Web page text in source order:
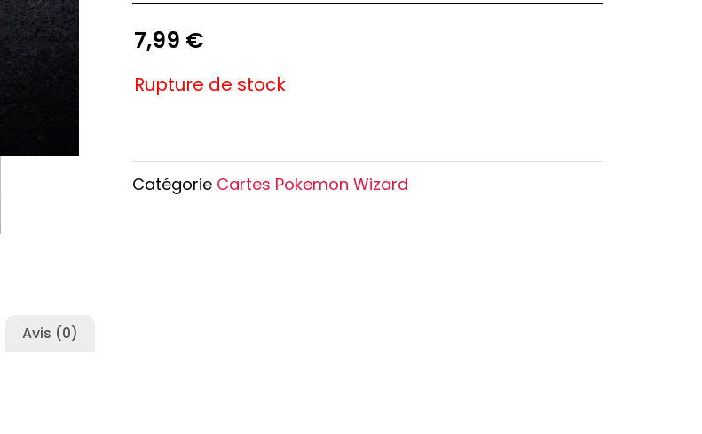
Haikyu!!
Promised Neverland
Oshi no Ko
7,99 €
Rupture de stock
Catégorie Cartes Pokemon Wizard
Avis (0)